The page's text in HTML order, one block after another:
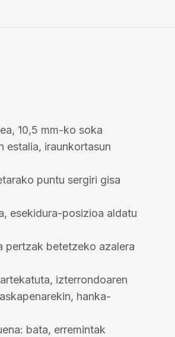
10,5 mm-ko soka
estalia, iraunkortasun
puntu sergiri gisa
esekidura-posizioa aldatu
pertzak betetzeko azalera
izterrondoaren
hanka-
bata, erremintak